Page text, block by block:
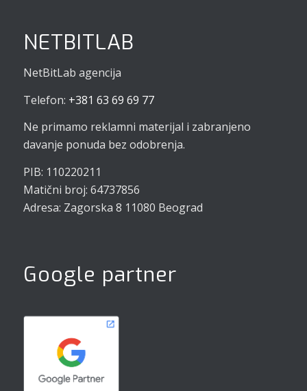
NETBITLAB
NetBitLab agencija
Telefon: +381 63 69 69 77
Ne primamo reklamni materijal i zabranjeno
davanje ponuda bez odobrenja.
PIB: 110220211
Matični broj: 64737856
Adresa: Zagorska 8 11080 Beograd
Google partner